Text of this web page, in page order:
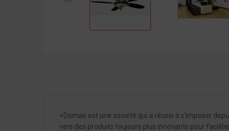
>Domair est une société qui a réussi à s'imposer
vers des produits toujours plus innovants pour